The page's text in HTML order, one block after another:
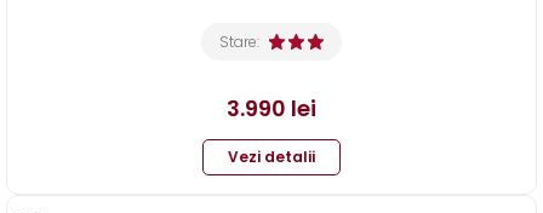
Stare:
3.990 lei
Vezi detalii